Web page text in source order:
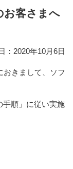
お客さまへ
：2020年10月6日
おきまして、ソフ
順」 に従い実施